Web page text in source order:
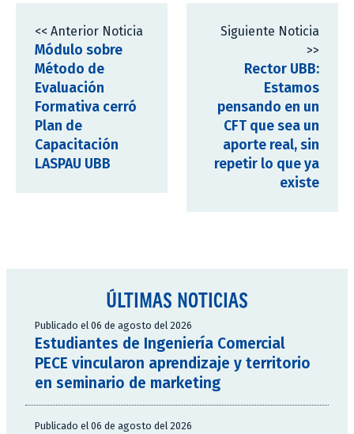
<< Anterior Noticia
Módulo sobre
Método de
Evaluación
Formativa cerró
Plan de
Capacitación
LASPAU UBB
Siguiente Noticia
>>
Rector UBB:
Estamos
pensando en un
CFT que sea un
aporte real, sin
repetir lo que ya
existe
ÚLTIMAS NOTICIAS
Publicado el 06 de agosto del 2026
Estudiantes de Ingeniería Comercial
PECE vincularon aprendizaje y territorio
en seminario de marketing
Publicado el 06 de agosto del 2026